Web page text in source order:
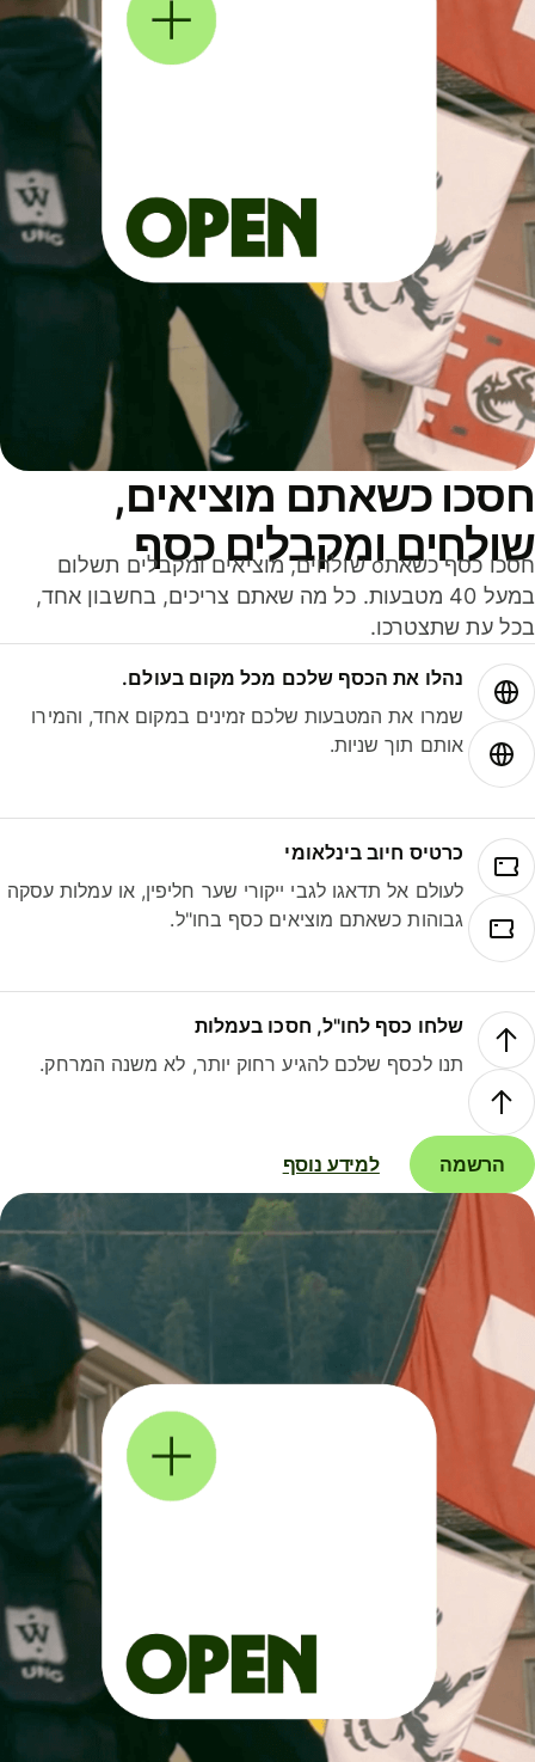
כשאתם מוציאים,
ומקבלים כסף
חסכו כסף כשאתo שולחים, מוציאים ומקבלים תשלום
במעל 40 מטבעות. כל מה שאתם צריכים, בחשבון אחד,
עת שתצטרכו.
נהלו את הכסף שלכם מכל מקום בעולם.
שמרו את המטבעות שלכם זמינים במקום אחד, והמירו
אותם תוך שניות.
כרטיס חיוב בינלאומי
לעולם אל תדאגו לגבי ייקורי שער חליפין, או עמלות עסקה
גבוהות כשאתם מוציאים כסף בחו"ל.
שלחו כסף לחו"ל, חסכו בעמלות
תנו לכסף שלכם להגיע רחוק יותר, לא משנה המרחק.
הרשמה למידע נוסף